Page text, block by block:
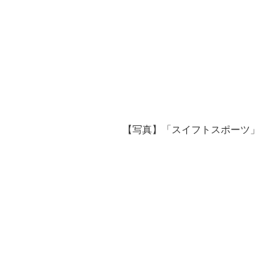
【写真】「スイフトスポーツ」